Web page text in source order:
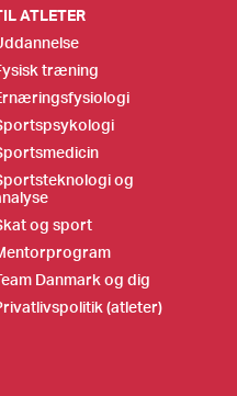
ATLETER
træning
og
og sport
Danmark og dig
(atleter)